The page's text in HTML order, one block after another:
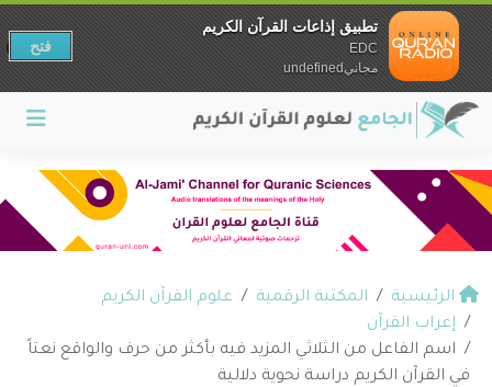
الرئيسية المكتبة الرقمية
علوم القرآن الكريم
إعراب القرآن
اسم الفاعل من الثلاثي المزيد فيه بأكثر من حرف والواقع نعتاً
في القرآن الكريم دراسة نحوية دلالية
تطبيق إذاعات القرآن الكريم
EDC
مجانيundefined
فتح